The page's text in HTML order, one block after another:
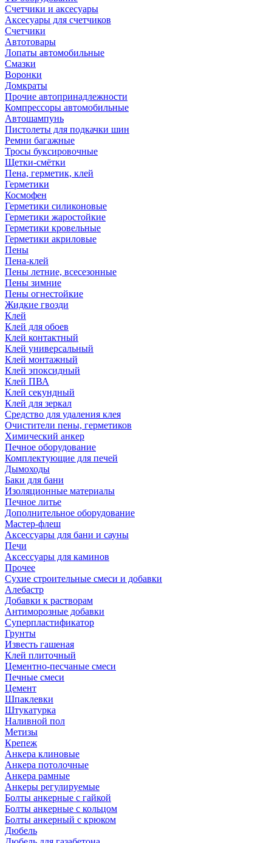
Счетчики и аксесуары
Аксесуары для счетчиков
Счетчики
Автотовары
Лопаты автомобильные
Смазки
Воронки
Домкраты
Прочие автопринадлежности
Компрессоры автомобильные
Автошампунь
Пистолеты для подкачки шин
Ремни багажные
Тросы буксировочные
Щетки-смётки
Пена, герметик, клей
Герметики
Космофен
Герметики силиконовые
Герметики жаростойкие
Герметики кровельные
Герметики акриловые
Пены
Пена-клей
Пены летние, всесезонные
Пены зимние
Пены огнестойкие
Жидкие гвозди
Клей
Клей для обоев
Клей контактный
Клей универсальный
Клей монтажный
Клей эпоксидный
Клей ПВА
Клей секундный
Клей для зеркал
Средство для удаления клея
Очистители пены, герметиков
Химический анкер
Печное оборудование
Комплектующие для печей
Дымоходы
Баки для бани
Изоляционные материалы
Печное литье
Дополнительное оборудование
Мастер-флеш
Аксессуары для бани и сауны
Печи
Аксессуары для каминов
Прочее
Сухие строительные смеси и добавки
Алебастр
Добавки к растворам
Антиморозные добавки
Суперпластификатор
Грунты
Известь гашеная
Клей плиточный
Цементно-песчаные смеси
Печные смеси
Цемент
Шпаклевки
Штукатурка
Наливной пол
Метизы
Крепеж
Анкера клиновые
Анкера потолочные
Анкера рамные
Анкеры регулируемые
Болты анкерные с гайкой
Болты анкерные с кольцом
Болты анкерный с крюком
Дюбель